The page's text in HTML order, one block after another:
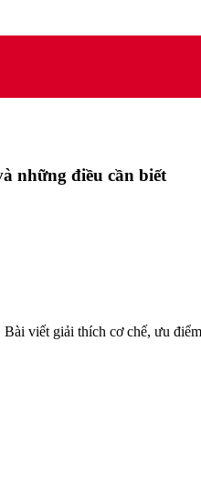
những điều cần biết
viết giải thích cơ chế, ưu